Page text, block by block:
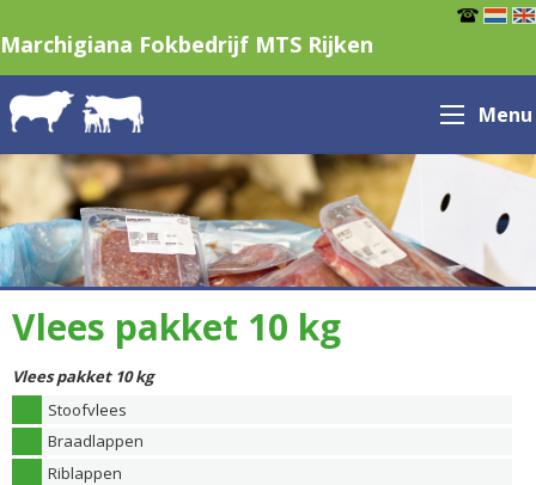
Marchigiana Fokbedrijf MTS Rijken
Menu
Vlees pakket 10 kg
Vlees pakket 10 kg
Stoofvlees
Braadlappen
Riblappen